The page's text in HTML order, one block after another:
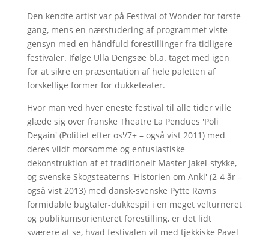
Den kendte artist var på Festival of Wonder for første
gang, mens en nærstudering af programmet viste
gensyn med en håndfuld forestillinger fra tidligere
festivaler. Ifølge Ulla Dengsøe bl.a. taget med igen
for at sikre en præsentation af hele paletten af
forskellige former for dukketeater.
Hvor man ved hver eneste festival til alle tider ville
glæde sig over franske Theatre La Pendues 'Poli
Degain' (Politiet efter os'/7+ – også vist 2011) med
deres vildt morsomme og entusiastiske
dekonstruktion af et traditionelt Master Jakel-stykke,
og svenske Skogsteaterns 'Historien om Anki' (2-4 år –
også vist 2013) med dansk-svenske Pytte Ravns
formidable bugtaler-dukkespil i en meget velturneret
og publikumsorienteret forestilling, er det lidt
sværere at se, hvad festivalen vil med tjekkiske Pavel